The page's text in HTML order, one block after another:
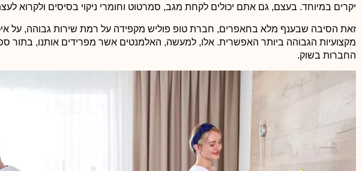
יקרים במיוחד. בעצם, גם אתם יכולים לקחת מגב, סמרטוט וחומרי ניקוי בסיסים ולקרוא
זאת הסיבה שבענף מלא בחאפרים, חברת טופ פוליש מקפידה על רמת שירות גבוהה, על
מקצועיות הגבוהה ביותר האפשרית. אלו, למעשה, האלמנטים אשר מפרידים אותנו, בתור
החברות בשוק.
לימור ארביב
ניקיון הבניין וחדרי המדרגות שווה ערך לניקיון
לזכור שחדרי מדרגות מוזנחים ולא מתוחזקים,
הדירות ירד. חדרי מדרגות נקיים ובניין נקי מעיד על
וידידותית בין הדיירים ובנוסף נותן רושם מצוין כל מי